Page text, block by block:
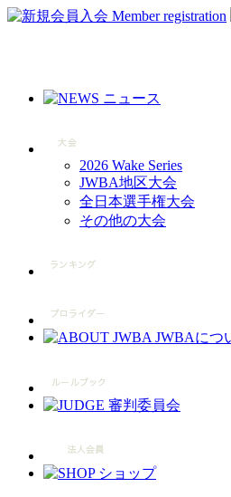
2026 Wake Series
JWBA地区大会
全日本選手権大会
その他の大会